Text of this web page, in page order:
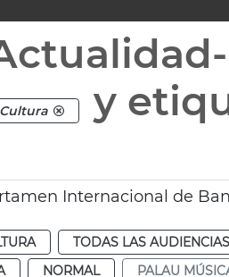
Cultura y
TODAS LAS AUDIENCIAS
NORMAL PALAU